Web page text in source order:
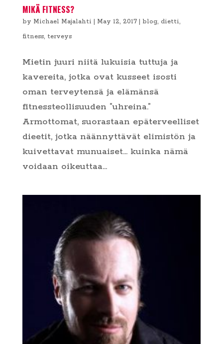
MIKÄ FITNESS?
by Michael Majalahti | May 12, 2017| blog, dietti,
fitness, terveys
Mietin juuri niitä lukuisia tuttuja ja
kavereita, jotka ovat kusseet isosti
oman terveytensä ja elämänsä
fitnessteollisuuden ”uhreina.”
Armottomat, suorastaan epäterveelliset
dieetit, jotka näännyttävät elimistön ja
kuivettavat munuaiset… kuinka nämä
voidaan oikeuttaa...